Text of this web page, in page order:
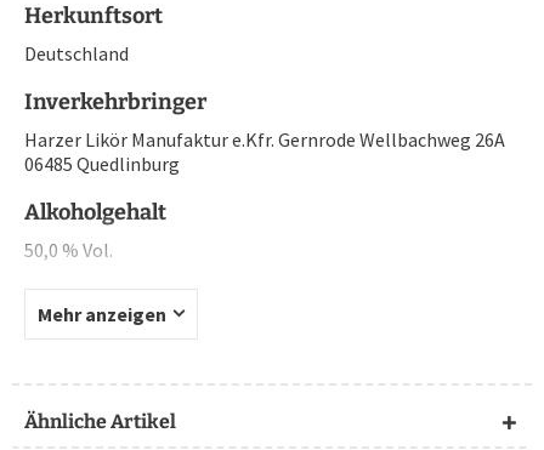
Herkunftsort
Deutschland
Inverkehrbringer
Harzer Likör Manufaktur e.Kfr. Gernrode Wellbachweg 26A
06485 Quedlinburg
Alkoholgehalt
50,0 % Vol.
Mehr anzeigen
Ähnliche Artikel